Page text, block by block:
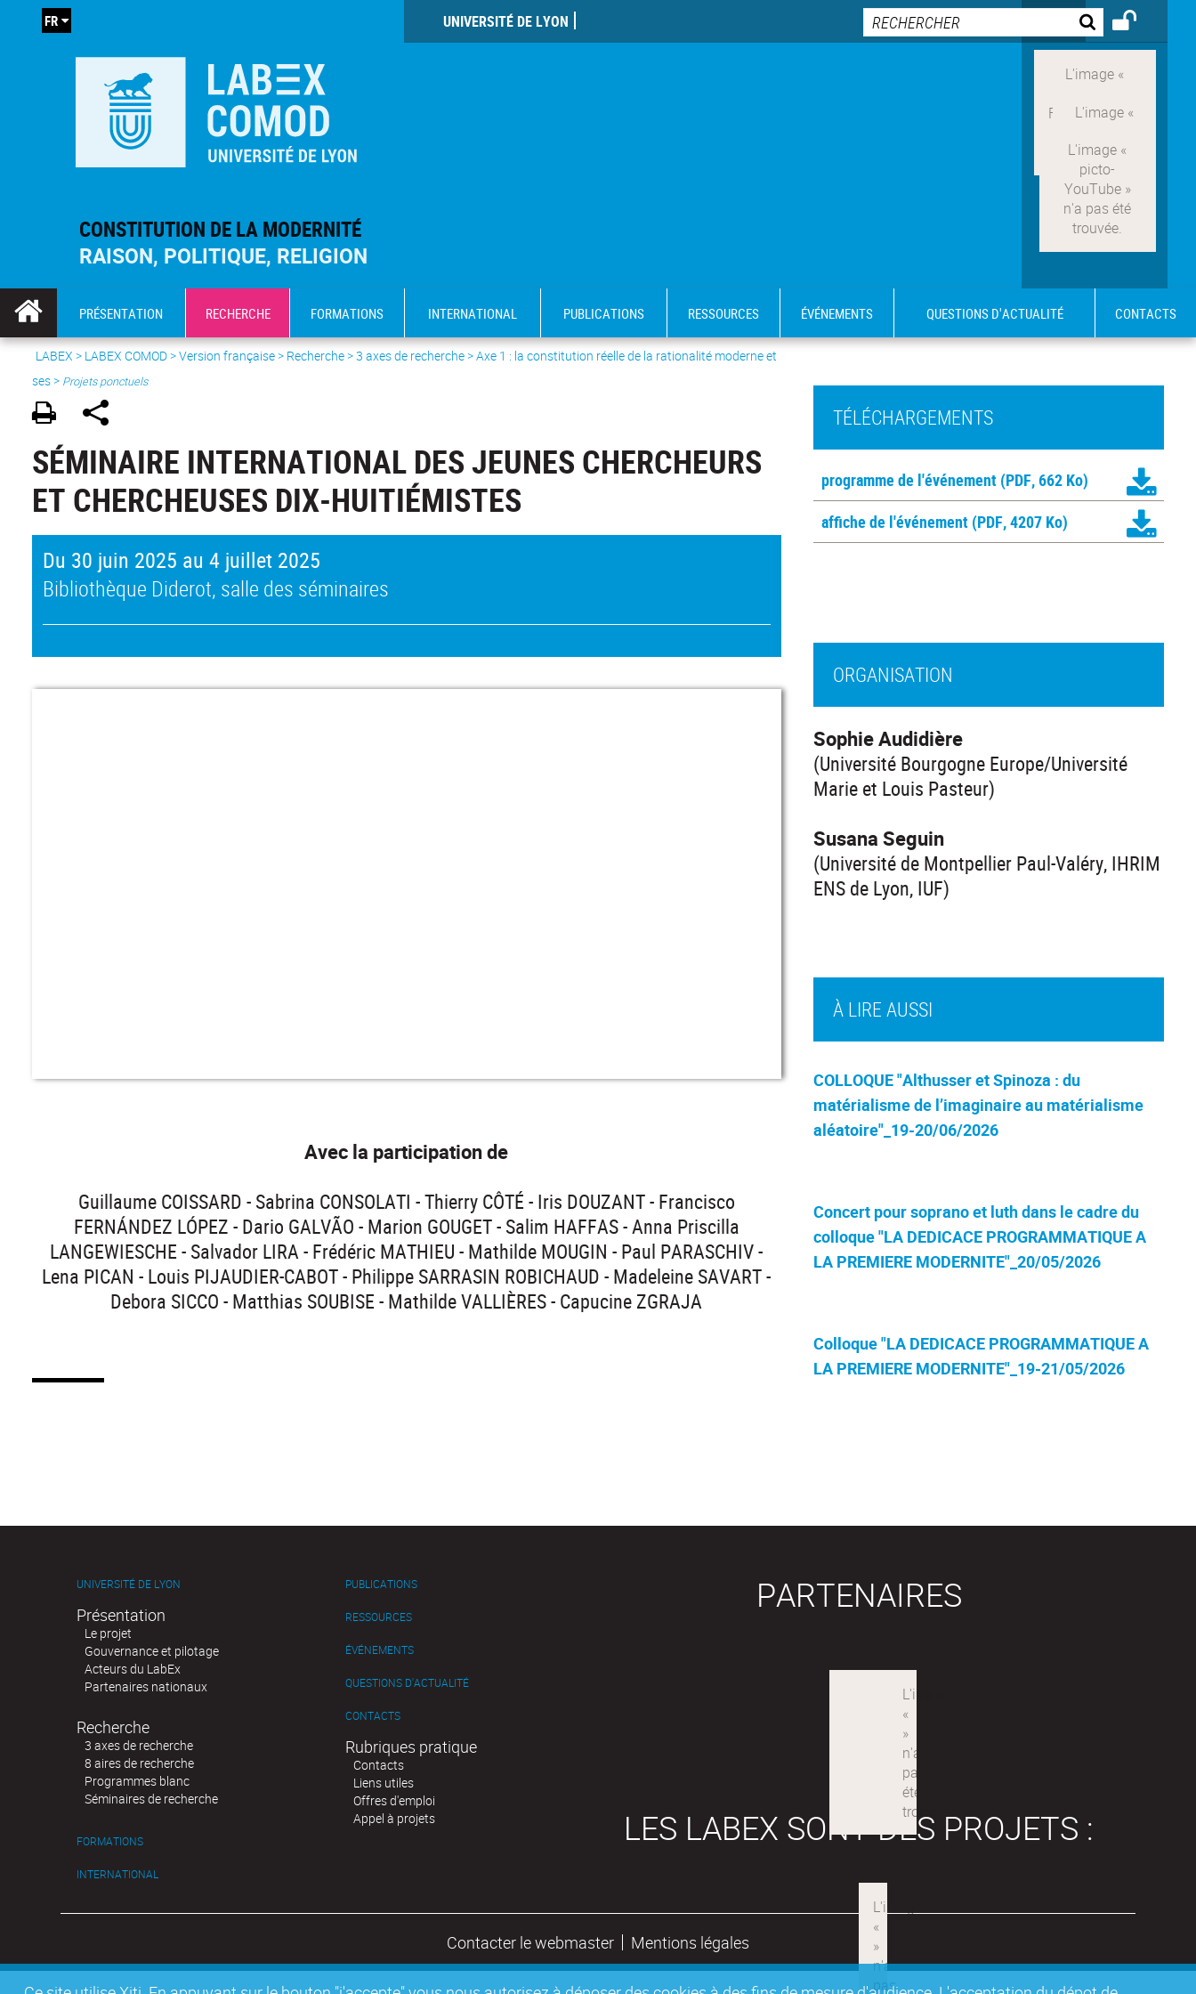
CONSTITUTION DE LA MODERNITÉ
RAISON, POLITIQUE, RELIGION
UNIVERSITÉ DE LYON
FR
PRÉSENTATION RECHERCHE FORMATIONS INTERNATIONAL PUBLICATIONS RESSOURCES ÉVÉNEMENTS QUESTIONS D'ACTUALITÉ CONTACTS
LABEX > LABEX COMOD>Version française> Recherche >3 axes de recherche>Axe 1 : la constitution réelle de la rationalité moderne et
ses> Projets ponctuels
SÉMINAIRE INTERNATIONAL DES JEUNES CHERCHEURS
ET CHERCHEUSES DIX-HUITIÉMISTES
Du 30 juin 2025 au 4 juillet 2025
Bibliothèque Diderot, salle des séminaires
Avec la participation de
Guillaume COISSARD - Sabrina CONSOLATI - Thierry CÔTÉ - Iris DOUZANT - Francisco
FERNÁNDEZ LÓPEZ - Dario GALVÃO - Marion GOUGET - Salim HAFFAS - Anna Priscilla
LANGEWIESCHE - Salvador LIRA - Frédéric MATHIEU - Mathilde MOUGIN - Paul PARASCHIV -
Lena PICAN - Louis PIJAUDIER-CABOT - Philippe SARRASIN ROBICHAUD - Madeleine SAVART -
Debora SICCO - Matthias SOUBISE - Mathilde VALLIÈRES - Capucine ZGRAJA
TÉLÉCHARGEMENTS
programme de l'événement (PDF, 662 Ko)
affiche de l'événement (PDF, 4207 Ko)
À LIRE AUSSI
COLLOQUE "Althusser et Spinoza : du
matérialisme de l’imaginaire au matérialisme
aléatoire"_19-20/06/2026
Concert pour soprano et luth dans le cadre du
colloque "LA DEDICACE PROGRAMMATIQUE A
LA PREMIERE MODERNITE"_20/05/2026
Colloque "LA DEDICACE PROGRAMMATIQUE A
LA PREMIERE MODERNITE"_19-21/05/2026
ORGANISATION
Sophie Audidière
(Université Bourgogne Europe/Université
Marie et Louis Pasteur)
Susana Seguin
(Université de Montpellier Paul-Valéry, IHRIM
ENS de Lyon, IUF)
UNIVERSITÉ DE LYON
Présentation
Le projet
Gouvernance et pilotage
Acteurs du LabEx
Partenaires nationaux
Recherche
3 axes de recherche
8 aires de recherche
Programmes blanc
Séminaires de recherche
FORMATIONS
INTERNATIONAL
PUBLICATIONS
RESSOURCES
ÉVÉNEMENTS
QUESTIONS D'ACTUALITÉ
CONTACTS
Rubriques pratique
Contacts
Liens utiles
Offres d'emploi
Appel à projets
PARTENAIRES
LES LABEX SONT DES PROJETS :
Contacter le webmaster Mentions légales